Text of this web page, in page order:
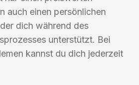
auch einen persönlichen
dich während des
unterstützt. Bei
kannst du dich jederzeit